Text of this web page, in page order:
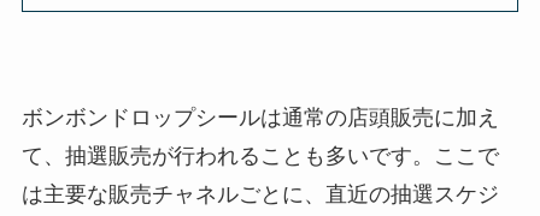
ボンボンドロップシールは通常の店頭販売に加え
て、抽選販売が行われることも多いです。ここで
は主要な販売チャネルごとに、直近の抽選スケジ